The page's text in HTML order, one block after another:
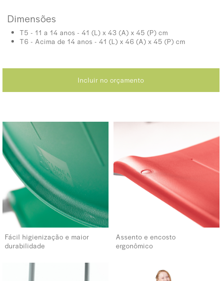
Dimensões
T5 - 11 a 14 anos - 41 (L) x 43 (A) x 45 (P) cm
T6 - Acima de 14 anos - 41 (L) x 46 (A) x 45 (P) cm
Incluir no orçamento
Fácil higienização e maior
durabilidade
Assento e encosto
ergonômico